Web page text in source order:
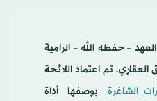
– حفظه الله – الرامية
تم اعتماد اللائحة
بوصفها أداة